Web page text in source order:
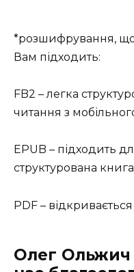
*розшифрування,
Вам підходить:
FB2 – легка
читання з
EPUB – підходить
структурована
PDF –
Олег Ольжич